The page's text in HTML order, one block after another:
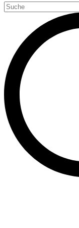
Search
for: